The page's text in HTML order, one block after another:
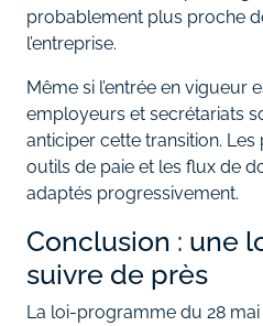
probablement plus proche
l’entreprise.
Même si l’entrée en vigueur
employeurs et secrétariats
anticiper cette transition.
outils de paie et les flux de
adaptés progressivement.
Conclusion : une
suivre de près
La loi-programme du 28